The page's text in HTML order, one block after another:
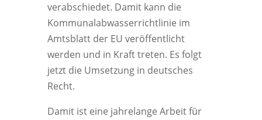
verabschiedet. Damit kann die
Kommunalabwasserrichtlinie im
Amtsblatt der EU veröffentlicht
werden und in Kraft treten. Es folgt
jetzt die Umsetzung in deutsches
Recht.
Damit ist eine jahrelange Arbeit für